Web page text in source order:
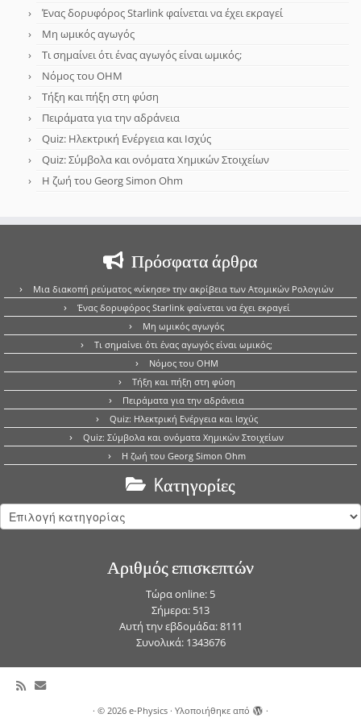
Ένας δορυφόρος Starlink φαίνεται να έχει εκραγεί
Μη ωμικός αγωγός
Τι σημαίνει ότι ένας αγωγός είναι ωμικός;
Νόμος του OHM
Τήξη και πήξη στη φύση
Πειράματα για την αδράνεια
Quiz: Ηλεκτρική Ενέργεια και Ισχύς
Quiz: Σύμβολα και ονόματα Χημικών Στοιχείων
Η ζωή του Georg Simon Ohm
Πρόσφατα άρθρα
Μια διακοπή ρεύματος «νίκησε» την ακρίβεια των Ατομικών Ρολογιών
Ένας δορυφόρος Starlink φαίνεται να έχει εκραγεί
Μη ωμικός αγωγός
Τι σημαίνει ότι ένας αγωγός είναι ωμικός;
Νόμος του OHM
Τήξη και πήξη στη φύση
Πειράματα για την αδράνεια
Quiz: Ηλεκτρική Ενέργεια και Ισχύς
Quiz: Σύμβολα και ονόματα Χημικών Στοιχείων
Η ζωή του Georg Simon Ohm
Kατηγορίες
Kατηγορίες
Αριθμός επισκεπτών
Τώρα online: 5
Σήμερα: 513
Αυτή την εβδομάδα: 8111
Συνολικά: 1343676
· © 2026 e-Physics · Υλοποιήθηκε από ·